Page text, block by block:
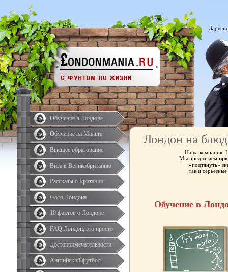
Обучение в Лондоне
Обучение на Мальте
Высшее образование
Виза в Великобританию
Рассказы о Британии
Фото Лондона
10 фактов о Лондоне
FAQ Лондон, это просто
Достопримечательности
Английский футбол
Лондон на
Наша компания,
Мы предлагаем
«подтянуть»
так и
Обучение в